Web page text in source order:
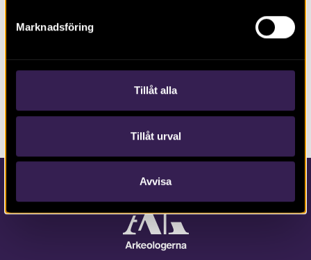
Marknadsföring
Tillåt alla
Tillåt urval
Avvisa
RAPPORT 2014:170
Boplats Askim 298 i Göteborg